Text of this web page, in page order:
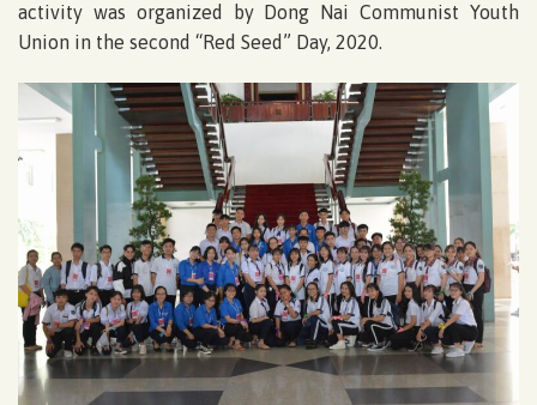
activity was organized by Dong Nai Communist Youth
Union in the second “Red Seed” Day, 2020.